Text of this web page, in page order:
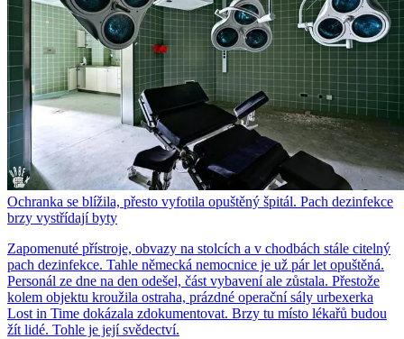
Ochranka se blížila, přesto vyfotila opuštěný špitál. Pach dezinfekce
brzy vystřídají byty
Zapomenuté přístroje, obvazy na stolcích a v chodbách stále citelný
pach dezinfekce. Tahle německá nemocnice je už pár let opuštěná.
Personál ze dne na den odešel, část vybavení ale zůstala. Přestože
kolem objektu kroužila ostraha, prázdné operační sály urbexerka
Lost in Time dokázala zdokumentovat. Brzy tu místo lékařů budou
žít lidé. Tohle je její svědectví.